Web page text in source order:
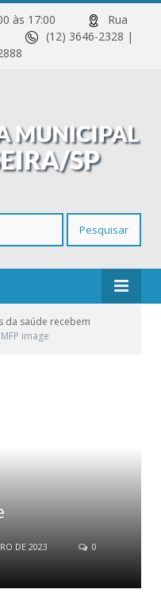
às 17:00
Rua
(12) 3646-2328 |
da saúde recebem
MFP image
DE 2023
0